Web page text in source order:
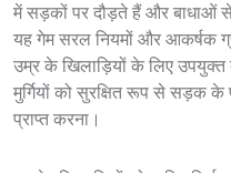
में सड़कों पर दौड़ते हैं और बाधाओं
यह गेम सरल नियमों और आकर्षक
उम्र के खिलाड़ियों के लिए उपयुक्त
मुर्गियों को सुरक्षित रूप से सड़क
प्राप्त करना।